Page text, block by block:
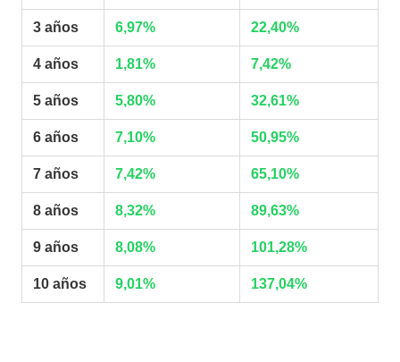
3 años 6,97% 22,40%
4 años 1,81% 7,42%
5 años 5,80% 32,61%
6 años 7,10% 50,95%
7 años 7,42% 65,10%
8 años 8,32% 89,63%
9 años 8,08% 101,28%
10 años 9,01% 137,04%